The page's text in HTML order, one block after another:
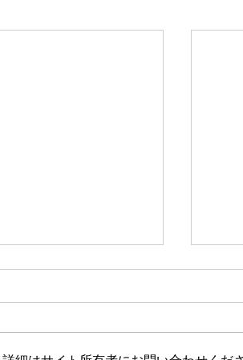
り方
てから、強制的にでき
変
変わ